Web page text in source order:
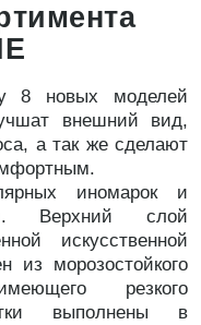
8 новых моделей
внешний вид,
а так же сделают
иномарок и
Верхний слой
искусственной
из морозостойкого
резкого
выполнены в